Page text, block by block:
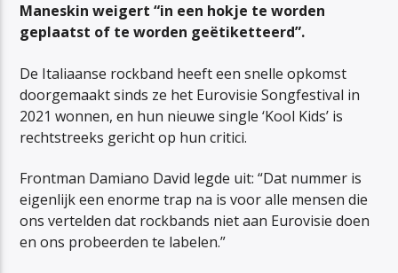
Maneskin weigert “in een hokje te worden
geplaatst of te worden geëtiketteerd”.
De Italiaanse rockband heeft een snelle opkomst
doorgemaakt sinds ze het Eurovisie Songfestival in
2021 wonnen, en hun nieuwe single ‘Kool Kids’ is
rechtstreeks gericht op hun critici.
Frontman Damiano David legde uit: “Dat nummer is
eigenlijk een enorme trap na is voor alle mensen die
ons vertelden dat rockbands niet aan Eurovisie doen
en ons probeerden te labelen.”